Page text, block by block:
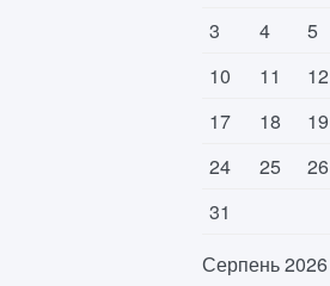
Серпень 2026
3
4 5
10
11 12
17
18 19
24
25 26
31